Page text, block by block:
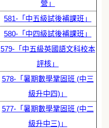
營」
581-「中五級試後補課班」
580-「中四級試後補課班」
579-「中五級英國語文科校本
評核」
578-「暑期數學鞏固班 (中三
級升中四)」
577-「暑期數學鞏固班 (中二
級升中三)」